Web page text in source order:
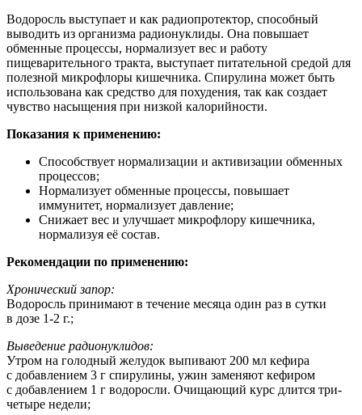
Водоросль выступает и как радиопротектор, способный
выводить из организма радионуклиды. Она повышает
обменные процессы, нормализует вес и работу
пищеварительного тракта, выступает питательной средой для
полезной микрофлоры кишечника. Спирулина может быть
использована как средство для похудения, так как создает
чувство насыщения при низкой калорийности.
Показания к применению:
Способствует нормализации и активизации обменных
процессов;
Нормализует обменные процессы, повышает
иммунитет, нормализует давление;
Снижает вес и улучшает микрофлору кишечника,
нормализуя её состав.
Рекомендации по применению:
Хронический запор:
Водоросль принимают в течение месяца один раз в сутки
в дозе 1-2 г.;
Выведение радионуклидов:
Утром на голодный желудок выпивают 200 мл кефира
с добавлением 3 г спирулины, ужин заменяют кефиром
с добавлением 1 г водоросли. Очищающий курс длится три-
четыре недели;